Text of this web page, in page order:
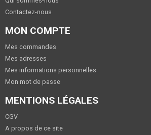
Contactez-nous
MON COMPTE
Mes commandes
Mes adresses
Mes informations personnelles
Mon mot de passe
MENTIONS LÉGALES
CGV
A propos de ce site